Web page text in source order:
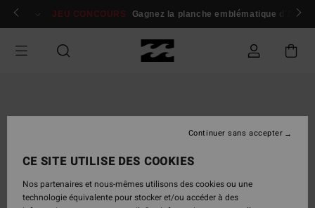
Passer
Se connecter / s'inscrire
JEU CONCOURS Gagnez la planche emblématique d'Andy
CE SITE UTILISE DES COOKIES
Nos partenaires et nous-mêmes utilisons des cookies ou une
technologie équivalente pour stocker et/ou accéder à des
Continuer sans accepter